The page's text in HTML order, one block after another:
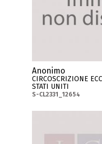
Anonimo
CIRCOSCRIZIONE
STATI UNITI
S-CL2331_12654